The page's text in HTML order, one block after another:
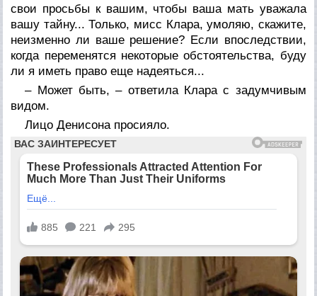
свои просьбы к вашим, чтобы ваша мать уважала
вашу тайну... Только, мисс Клара, умоляю, скажите,
неизменно ли ваше решение? Если впоследствии,
когда переменятся некоторые обстоятельства, буду
ли я иметь право еще надеяться...
– Может быть, – ответила Клара с задумчивым
видом.
Лицо Денисона просияло.